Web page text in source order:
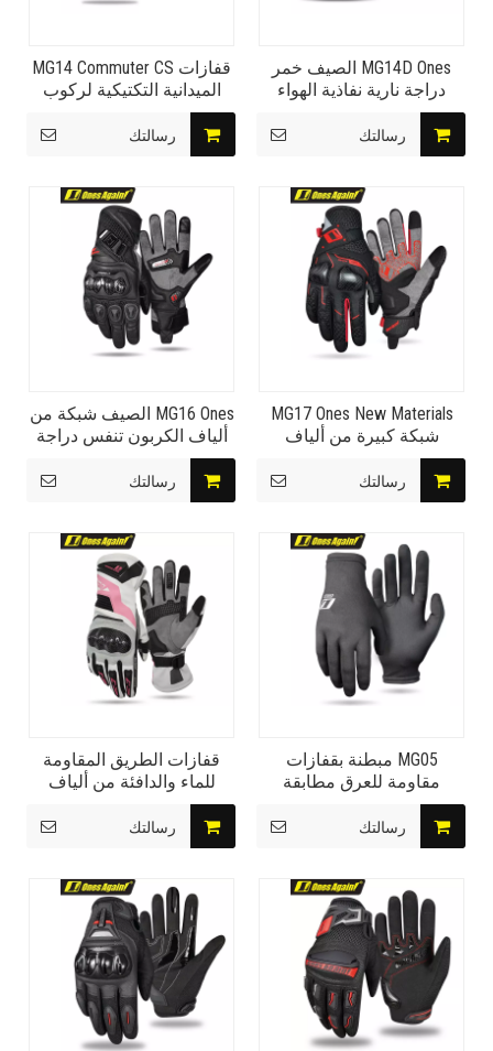
قفازات MG14 Commuter CS
الميدانية التكتيكية لركوب
الدراجات مقاومة للاهتراء
وتهوية النجوم ليلاً
رسالتك
MG14D Ones الصيف خمر
دراجة نارية نفاذية الهواء
قفازات حماية ليلة مضاءة
بالنجوم
رسالتك
MG16 Ones الصيف شبكة من
ألياف الكربون تنفس دراجة
نارية قفازات السفر الظل
الشيطان
رسالتك
MG17 Ones New Materials
شبكة كبيرة من ألياف
الكربون ذات التهوية قفازات
لركوب الدراجات ذات دلو
رسالتك
قفازات الطريق المقاومة
للماء والدافئة من ألياف
ركوب الدراجات النارية Regin
رسالتك
MG05 مبطنة بقفازات
مقاومة للعرق مطابقة
للقفازات الجلدية المقاومة
للماء
رسالتك